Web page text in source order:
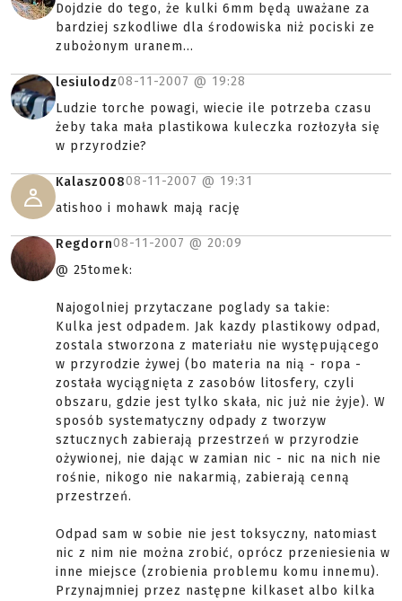
Dojdzie do tego, że kulki 6mm będą uważane za
bardziej szkodliwe dla środowiska niż pociski ze
zubożonym uranem...
lesiulodz08-11-2007 @ 19:28
Ludzie torche powagi, wiecie ile potrzeba czasu
żeby taka mała plastikowa kuleczka rozłozyła się
w przyrodzie?
Kalasz00808-11-2007 @ 19:31
atishoo i mohawk mają rację
Regdorn08-11-2007 @ 20:09
@ 25tomek:
Najogolniej przytaczane poglady sa takie:
Kulka jest odpadem. Jak kazdy plastikowy odpad,
zostala stworzona z materiału nie występującego
w przyrodzie żywej (bo materia na nią - ropa -
została wyciągnięta z zasobów litosfery, czyli
obszaru, gdzie jest tylko skała, nic już nie żyje). W
sposób systematyczny odpady z tworzyw
sztucznych zabierają przestrzeń w przyrodzie
ożywionej, nie dając w zamian nic - nic na nich nie
rośnie, nikogo nie nakarmią, zabierają cenną
przestrzeń.
Odpad sam w sobie nie jest toksyczny, natomiast
nic z nim nie można zrobić, oprócz przeniesienia w
inne miejsce (zrobienia problemu komu innemu).
Przynajmniej przez następne kilkaset albo kilka